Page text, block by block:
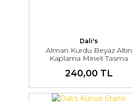
Dali's
Alman Kurdu Beyaz Altın
Kaplama Mineli Tasma
240,00 TL